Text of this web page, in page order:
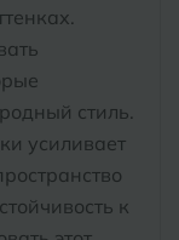
стиль.
усиливает
к